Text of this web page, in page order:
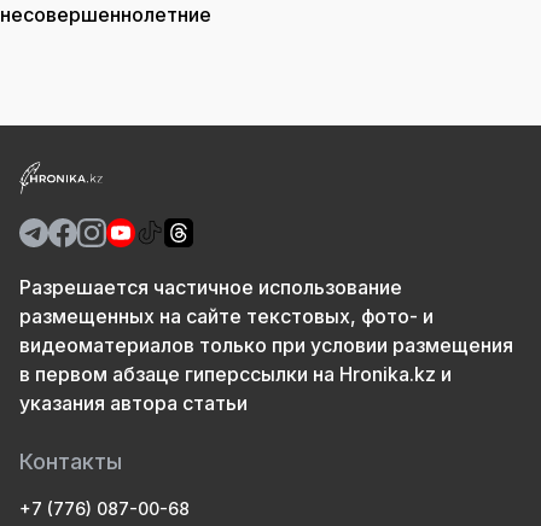
несовершеннолетние
Разрешается частичное использование
размещенных на сайте текстовых, фото- и
видеоматериалов только при условии размещения
в первом абзаце гиперссылки на Hronika.kz и
указания автора статьи
Контакты
+7 (776) 087-00-68